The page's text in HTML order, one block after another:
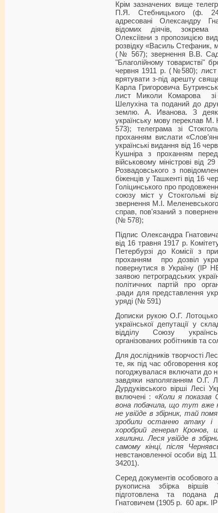
Крім зазначених вище
П.Я. Стебницького (ф.
адресовані Олександру
відомих діячів, зокрема
Олексіївни з пропозицією
розвідку «Василь Стефаник,
(№ 567); звернення В.В.
"Благолійному товаристві"
червня 1911 р. (№580);
врятувати з-під арешту
Карла Григоровича
лист Миколи Комарова зі
Шелухіна та поданий до
землю. А. Иванова. З
українську мову переклав
573); телеграма зі
проханням вислати
українські видання від 16
Кушніра з проханням
військовому міністрові
Розвадовського з
біженців у Ташкенті від 16
Голіцинського про
союзу міст у
звернення М.І.
справ, пов'язаний з
(№ 578);
Підпис Олександра
від 16 травня 1917 р.
Петербурзі до Комісії з
проханням про дозвіл
повернутися в Україну
заявою петроградських
політичних партій про
.ради для представлення
уряді (№ 591)
Дописки рукою О.Г.
української депутації у
відділу Союзу
організованих робітників
Для дослідників творчості
те, як під час обговорення
погоджувалася включати до
завдяки наполяганням О.Г.
Дурдуківського вірші Лесі
включені : «Коли я показав
вона побачила, що тут вже
не увійде в збірник, тай
зробили останню атаку і
хоробрий генерал
хвилини. Леся увійде в
самому кінці, після
невстановленної особи від
34201).
Серед документів особового
рукописна збірка віршів
підготовлена та
Гнатовичем (1905 р. 60 арк.